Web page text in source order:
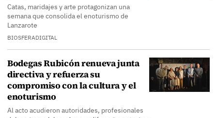
Catas, maridajes y arte protagonizan una
semana que consolida el enoturismo de
Lanzarote
BIOSFERADIGITAL
Bodegas Rubicón renueva junta
directiva y refuerza su
compromiso con la cultura y el
enoturismo
Al acto acudieron autoridades, profesionales